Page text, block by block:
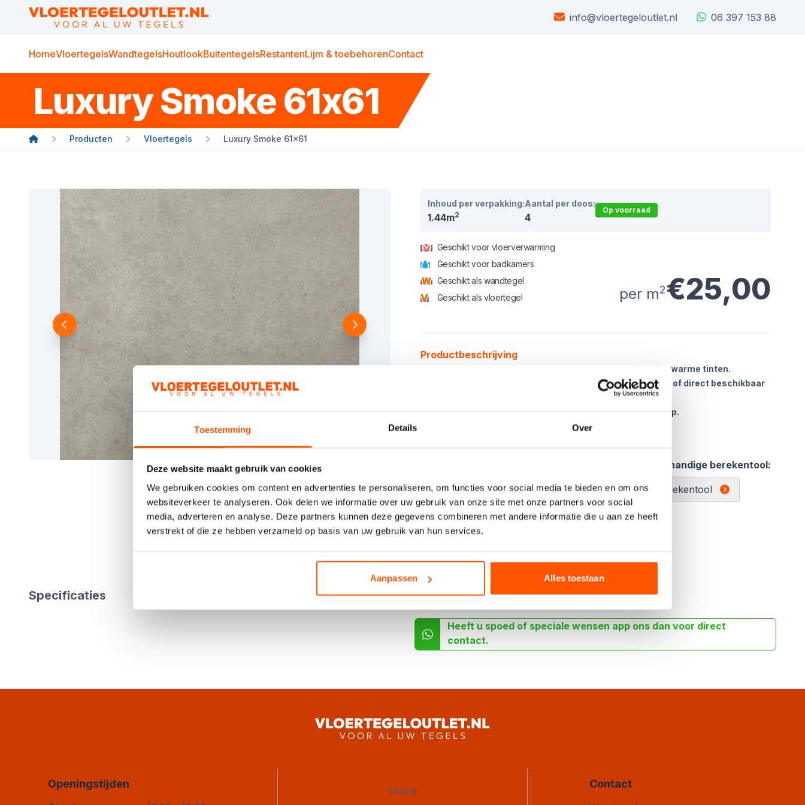
Toestemming Details Over
Deze website maakt gebruik van cookies
We gebruiken cookies om content en advertenties te personaliseren, om functies voor social media te bieden en om ons
websiteverkeer te analyseren. Ook delen we informatie over uw gebruik van onze site met onze partners voor social
media, adverteren en analyse. Deze partners kunnen deze gegevens combineren met andere informatie die u aan ze heeft
verstrekt of die ze hebben verzameld op basis van uw gebruik van hun services.
Aanpassen Alles toestaan
info@vloertegeloutlet.nl 06 397 153 88
HomeVloertegelsWandtegelsHoutlookBuitentegelsRestantenLijm & toebehorenContact
Luxury Smoke 61x61
Producten Vloertegels Luxury Smoke 61x61
Inhoud per verpakking:
1.44m2
Aantal per doos:
4
Op voorraad
Geschikt voor vloerverwarming
Geschikt voor badkamers
Geschikt als wandtegel
Geschikt als vloertegel
per m2€25,00
Product informatie
Productbeschrijving
Nieuwe serie beschikbaar in 61x61 & 80x80 in 3 prachtige warme tinten.
App ons gerust voor aanvullende afbeeldingen. Tegels zijn of direct beschikbaar
Check voordat u besteld altijd even de actuele voorraad svp.
Smoke 61x61 is tijdelijk extra voordelig op = op !
Gebruik de handige berekentool:
Berekentool
Specificaties
Heeft u spoed of speciale wensen app ons dan voor direct
contact.
Openingstijden
Home
Contact